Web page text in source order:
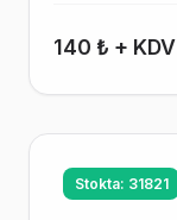
140 ₺ + KDV
Stokta: 31821